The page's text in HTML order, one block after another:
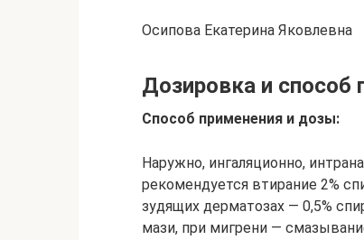
Осипова Екатерина Яковлевна
Дозировка и способ
Способ применения и дозы:
Наружно, ингаляционно,
рекомендуется втирание 2%
зудящих дерматозах — 0,5%
мази, при мигрени —